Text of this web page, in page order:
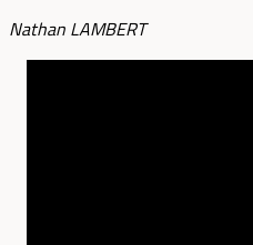
Nathan LAMBERT